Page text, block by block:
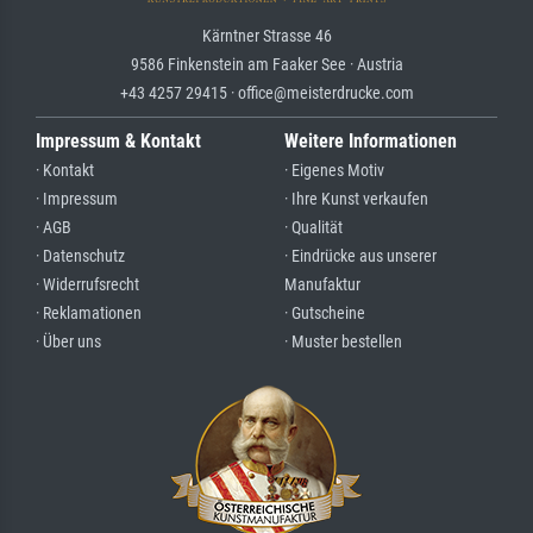
Kärntner Strasse 46
9586 Finkenstein am Faaker See · Austria
+43 4257 29415 · office@meisterdrucke.com
Impressum & Kontakt
· Kontakt
· Impressum
· AGB
· Datenschutz
· Widerrufsrecht
· Reklamationen
· Über uns
Weitere Informationen
· Eigenes Motiv
· Ihre Kunst verkaufen
· Qualität
· Eindrücke aus unserer
Manufaktur
· Gutscheine
· Muster bestellen